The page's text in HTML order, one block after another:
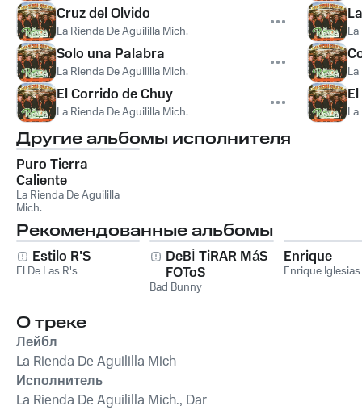
Cruz del Olvido
La Rienda De Aguililla Mich.
Solo una Palabra
La Rienda De Aguililla Mich.
El Corrido de Chuy
La Rienda De Aguililla Mich.
Другие альбомы исполнителя
Puro Tierra
Caliente
La Rienda De Aguililla
Mich.
Рекомендованные альбомы
Estilo R'S
El De Las R's
DeBÍ TiRAR MáS
FOToS
Bad Bunny
Enrique
Enrique Iglesias
О треке
Лейбл
La Rienda De Aguililla Mich
Исполнитель
La Rienda De Aguililla Mich., Dar